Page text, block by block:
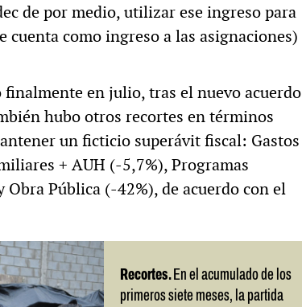
de por medio, utilizar ese ingreso para
como ingreso a las asignaciones)
en julio, tras el nuevo acuerdo
hubo otros recortes en términos
un ficticio superávit fiscal: Gastos
+ AUH (-5,7%), Programas
Pública (-42%), de acuerdo con el
Recortes. En el acumulado de los
primeros siete meses, la partida